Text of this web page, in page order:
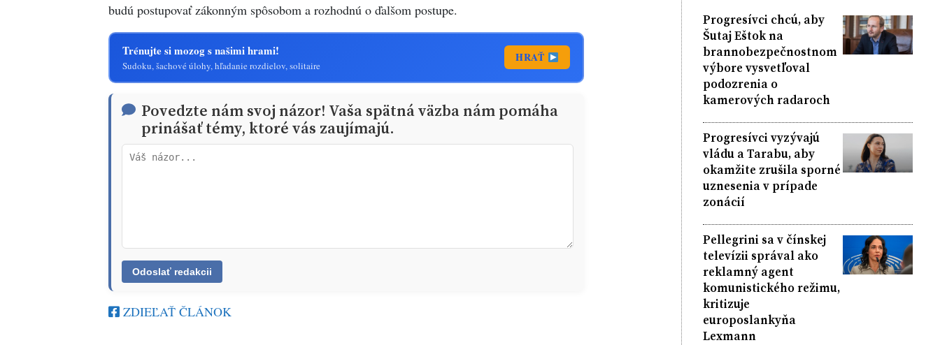
budú postupovať zákonným spôsobom a rozhodnú o ďalšom postupe.
Trénujte si mozog s našimi hrami!
Sudoku, šachové úlohy, hľadanie rozdielov, solitaire
HRAŤ
Povedzte nám svoj názor! Vaša spätná väzba nám pomáha
prinášať témy, ktoré vás zaujímajú.
ZDIEĽAŤ ČLÁNOK
Progresívci chcú, aby
Šutaj Eštok na
brannobezpečnostnom
výbore vysvetľoval
podozrenia o
kamerových radaroch
Progresívci vyzývajú
vládu a Tarabu, aby
okamžite zrušila sporné
uznesenia v prípade
zonácií
Pellegrini sa v čínskej
televízii správal ako
reklamný agent
komunistického režimu,
kritizuje
europoslankyňa
Lexmann